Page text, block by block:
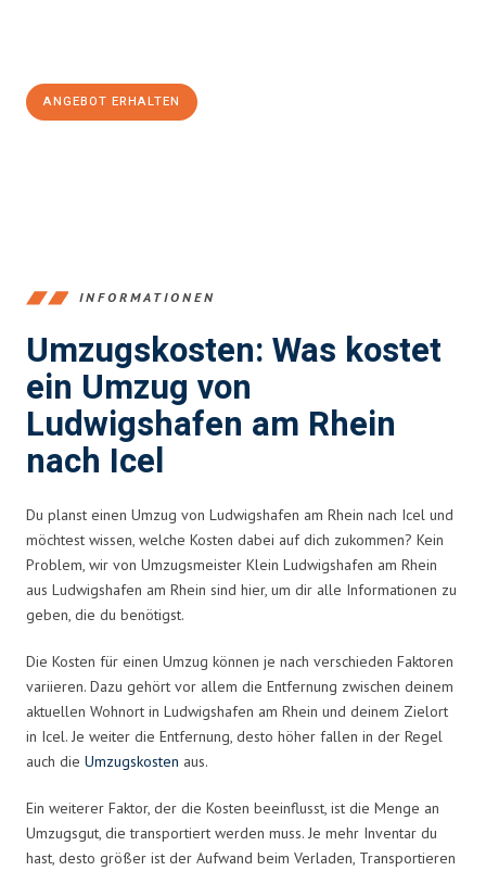
ANGEBOT ERHALTEN
INFORMATIONEN
Umzugskosten: Was kostet
ein Umzug von
Ludwigshafen am Rhein
nach Icel
Du planst einen Umzug von Ludwigshafen am Rhein nach Icel und
möchtest wissen, welche Kosten dabei auf dich zukommen? Kein
Problem, wir von Umzugsmeister Klein Ludwigshafen am Rhein
aus Ludwigshafen am Rhein sind hier, um dir alle Informationen zu
geben, die du benötigst.
Die Kosten für einen Umzug können je nach verschieden Faktoren
variieren. Dazu gehört vor allem die Entfernung zwischen deinem
aktuellen Wohnort in Ludwigshafen am Rhein und deinem Zielort
in Icel. Je weiter die Entfernung, desto höher fallen in der Regel
auch die Umzugskosten aus.
Ein weiterer Faktor, der die Kosten beeinflusst, ist die Menge an
Umzugsgut, die transportiert werden muss. Je mehr Inventar du
hast, desto größer ist der Aufwand beim Verladen, Transportieren